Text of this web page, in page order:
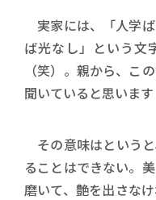
実家には、「人学
ば光なし」という文
（笑）。親から、こ
聞いていると思います
その意味はという
ることはできない。
磨いて、艶を出さな